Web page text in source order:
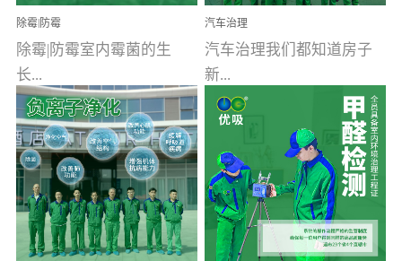
除霉|防霉
除霉|防霉室内霉菌的生
长...
受温度、湿度、基质养
分、通风四个条件影响，
温暖潮湿、营养物质多、
通风缓慢的空间最易滋生
大量霉菌的...
汽车治理
汽车治理我们都知道房子
新...
装修完会有甲醛，其实汽
车的甲醛超标问题更为严
重。汽车的空间范围小，
配件、皮具、装饰多，这
些都是汽...